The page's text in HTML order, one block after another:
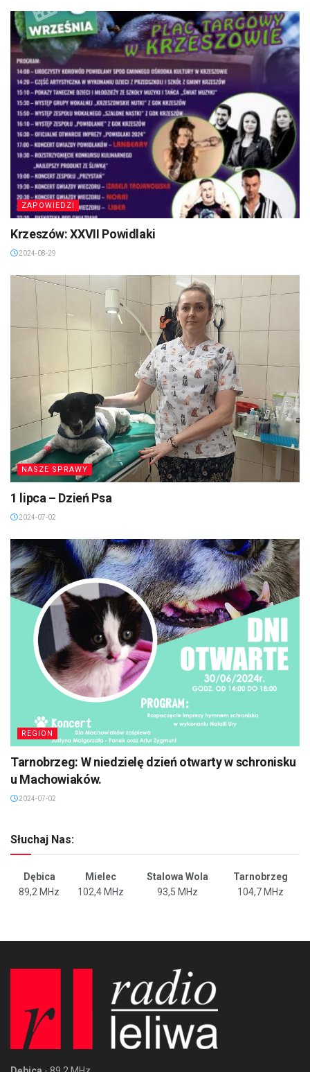
ZAPOWIEDZI
Krzeszów: XXVII Powidlaki
2024-08-29
NASZE SPRAWY
1 lipca – Dzień Psa
2024-07-02
REGION
Tarnobrzeg: W niedzielę dzień otwarty w schronisku
u Machowiaków.
2024-07-02
Słuchaj Nas:
Dębica Mielec Stalowa Wola
Tarnobrzeg
89,2 MHz
102,4 MHz 93,5 MHz 104,7 MHz